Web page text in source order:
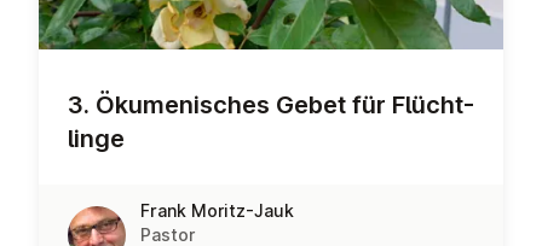
3. Öku­men­isches Gebet für Flücht­
linge
Frank Moritz-Jauk
Pastor